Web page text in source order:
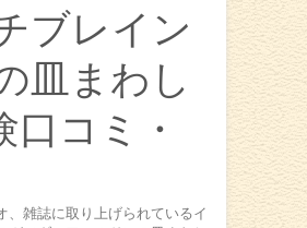
ブレイン
皿まわし
口コミ・
、雑誌に取り上げられているイ